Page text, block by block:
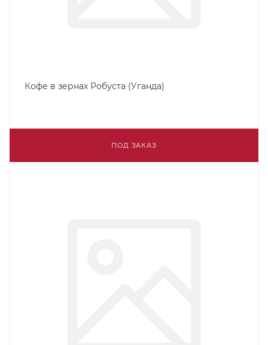
Кофе в зернах Робуста (Уганда)
ПОД ЗАКАЗ